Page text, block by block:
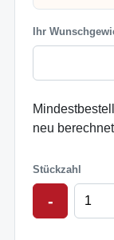
Ihr
neu
Stückzahl
-